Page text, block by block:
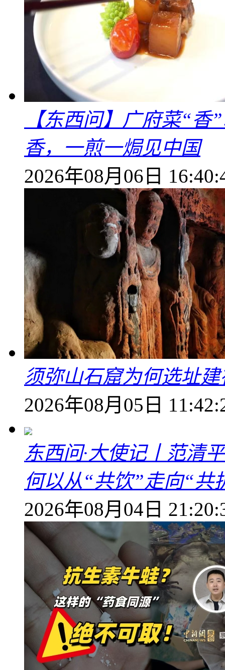
【东西问】广府菜“
香，一煎一焗见中国
2026年08月06日
须弥山石窟为何选址
2026年08月05日
东西问·大使记丨范清
何以从“共饮”走向“共
2026年08月04日